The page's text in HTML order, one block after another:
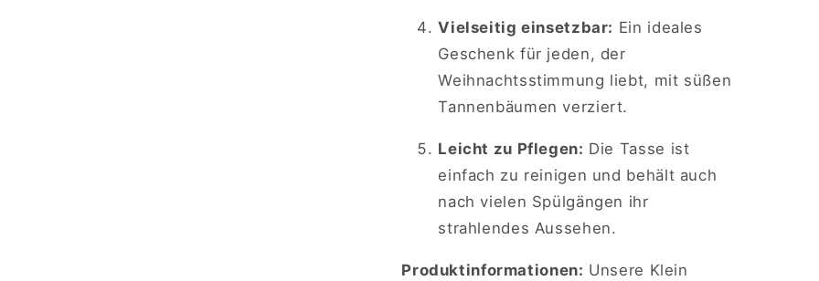
Vielseitig einsetzbar: Ein ideales
Geschenk für jeden, der
Weihnachtsstimmung liebt, mit süßen
Tannenbäumen verziert.
Leicht zu Pflegen: Die Tasse ist
einfach zu reinigen und behält auch
nach vielen Spülgängen ihr
strahlendes Aussehen.
Produktinformationen: Unsere Klein